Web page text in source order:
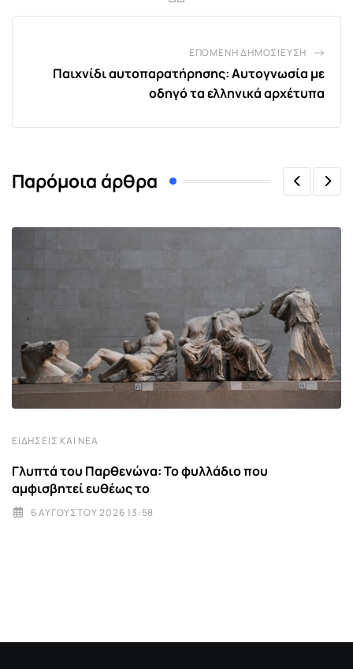
ΕΠΌΜΕΝΗ ΔΗΜΟΣΊΕΥΣΗ
Παιχνίδι αυτοπαρατήρησης: Αυτογνωσία με
οδηγό τα ελληνικά αρχέτυπα
Παρόμοια άρθρα
ΕΙΔΉΣΕΙΣ ΚΑΙ ΝΈΑ
Γλυπτά του Παρθενώνα: Το φυλλάδιο που
αμφισβητεί ευθέως το
6 ΑΥΓΟΎΣΤΟΥ 2026 13:58